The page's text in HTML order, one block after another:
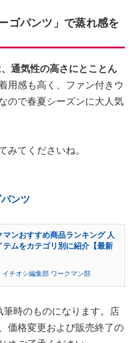
ゴパンツ」で蒸れ感を
通気性の高さにとことん
用感も高く、ファン付きウ
ので春夏シーズンに大人気
みてくださいね。
ンツ
マンおすすめ商品ランキング 人
テムをカテゴリ別に紹介【最新
イチオシ編集部 ワークマン部
時のものになります。店
価格変更および販売終了の